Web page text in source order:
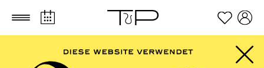
Zum Hauptinhalt springen Zum Footer springen
AALTO MUSIKTHEATER